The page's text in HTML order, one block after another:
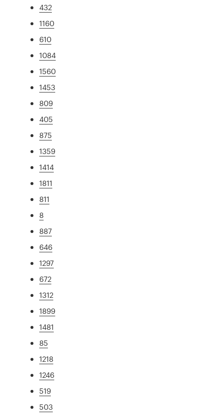
432
1160
610
1084
1560
1453
809
405
875
1359
1414
1811
811
8
887
646
1297
672
1312
1899
1481
85
1218
1246
519
503